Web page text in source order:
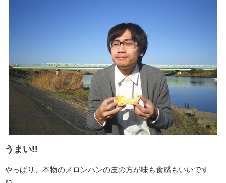
うまい!!
やっぱり、本物のメロンパンの皮の方が味も食感もいいです